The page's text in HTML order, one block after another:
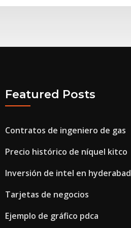
Featured Posts
Contratos de ingeniero de gas
Precio histórico de níquel kitco
Inversión de intel en hyderabad
Tarjetas de negocios
Ejemplo de gráfico pdca